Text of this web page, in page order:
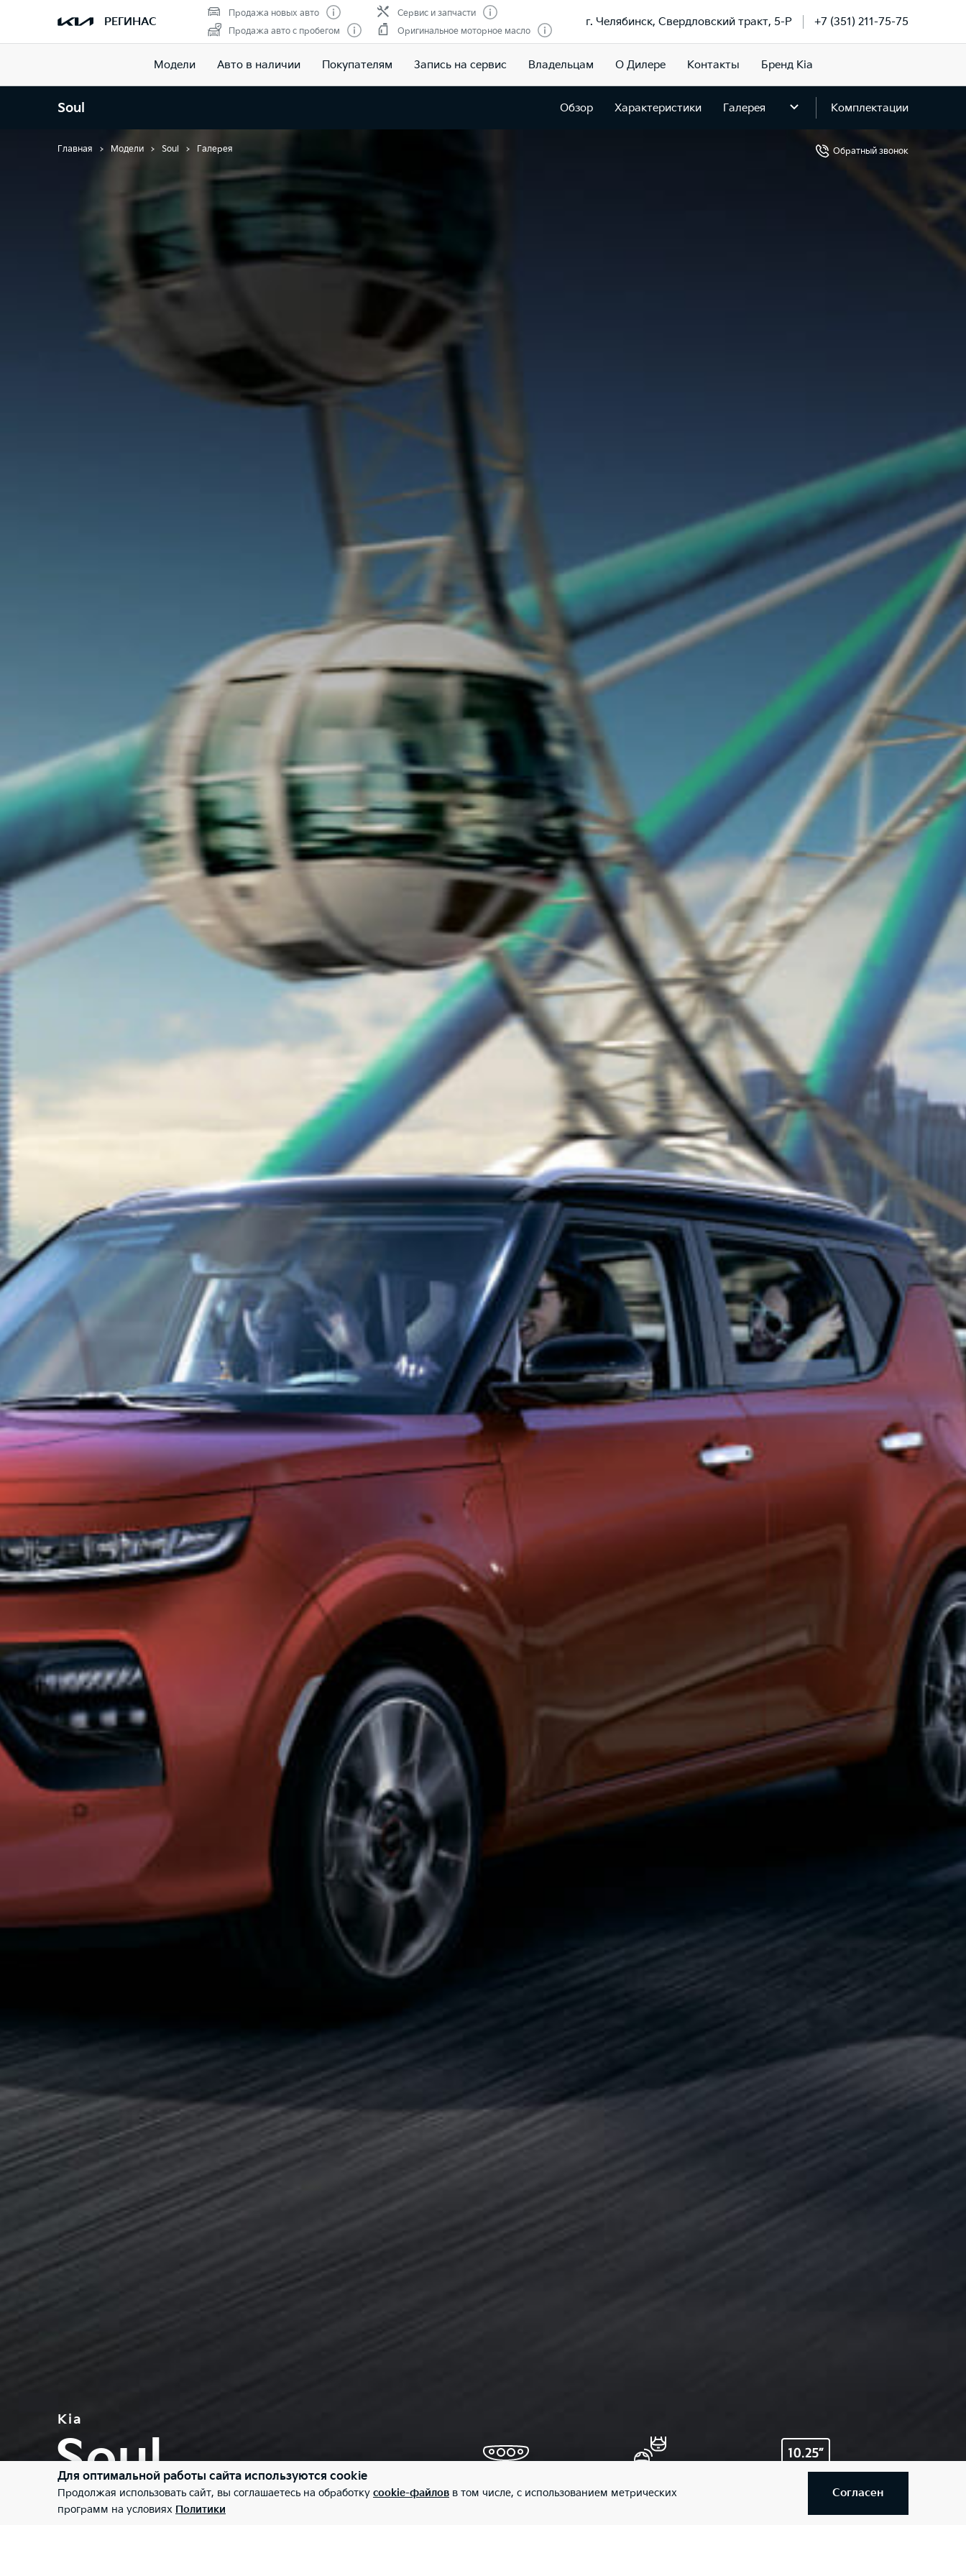
РЕГИНАС
Продажа новых авто
Продажа авто с пробегом
Сервис и запчасти
Оригинальное моторное масло
г. Челябинск, Свердловский тракт, 5-Р +7 (351) 211-75-75
Модели Авто в наличии Покупателям Запись на сервис Владельцам О Дилере Контакты Бренд Kia
Soul Обзор Характеристики Галерея Комплектации
Главная Модели Soul Галерея Обратный звонок
Галерея Soul
Kia
Soul
Отражение личности
безопасности и помощи
диплеем 10.25"
Для оптимальной работы сайта используются cookie
Продолжая использовать сайт, вы соглашаетесь на обработку cookie-файлов в том числе, с использованием метрических
программ на условиях Политики
Согласен